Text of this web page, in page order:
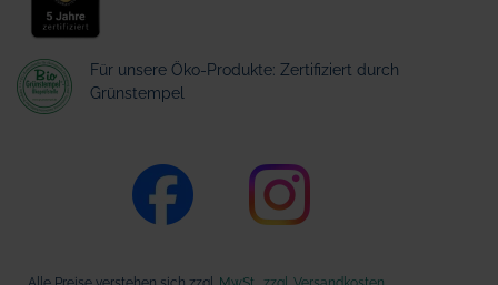
Für unsere Öko-Produkte: Zertifiziert durch
Grünstempel